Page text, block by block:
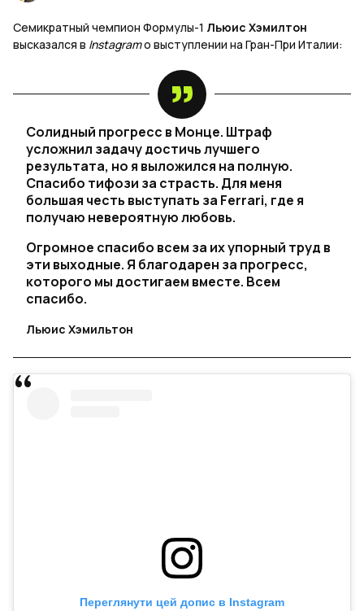
Семикратный чемпион Формулы-1 Льюис Хэмилтон
высказался в Instagramо выступлении на Гран-При Италии:
Солидный прогресс в Монце. Штраф
усложнил задачу достичь лучшего
результата, но я выложился на полную.
Спасибо тифози за страсть. Для меня
большая честь выступать за Ferrari, где я
получаю невероятную любовь.
Огромное спасибо всем за их упорный труд в
эти выходные. Я благодарен за прогресс,
которого мы достигаем вместе. Всем
спасибо.
Льюис Хэмильтон
Переглянути цей допис в Instagram